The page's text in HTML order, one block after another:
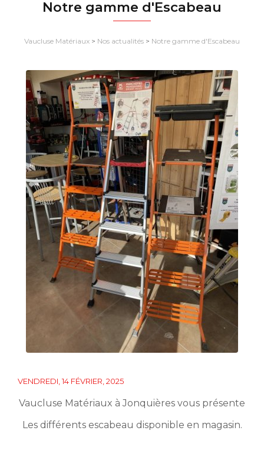
Notre gamme d'Escabeau
Vaucluse Matériaux > Nos actualités > Notre gamme d'Escabeau
VENDREDI, 14 FÉVRIER, 2025
Vaucluse Matériaux à Jonquières vous présente
Les différents escabeau disponible en magasin.